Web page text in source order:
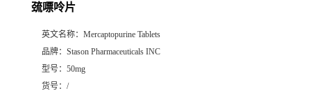
巯嘌呤片
英文名称： Mercaptopurine Tablets
品牌： Stason Pharmaceuticals INC
型号： 50mg
货号： /